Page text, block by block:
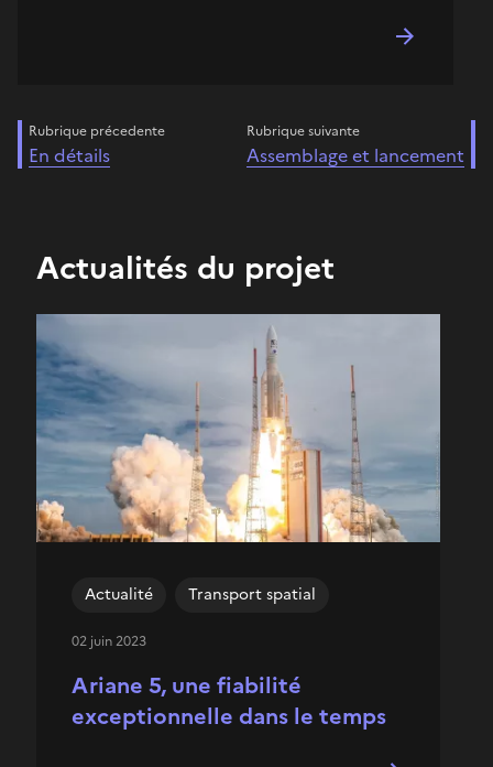
Rubrique précedente
En détails
Rubrique suivante
Assemblage et lancement
Actualités du projet
Ariane 5, une fiabilité
exceptionnelle dans le temps
Actualité Transport spatial
02 juin 2023